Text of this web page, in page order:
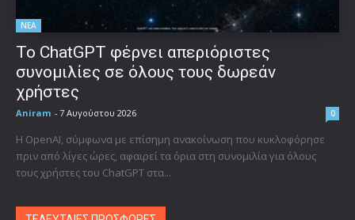
ΝΕΑ
Το ChatGPT φέρνει απεριόριστες
συνομιλίες σε όλους τους δωρεάν
χρήστες
Aniram - 7 Αυγούστου 2026 0
Η OpenAI, σύμφωνα με επίσημη ανακοίνωση που κυκλοφόρησε
πριν από λίγες ώρες, αφαιρεί τα όρια στη συνομιλία για όλους
τους χρήστες του ChatGPT στα...